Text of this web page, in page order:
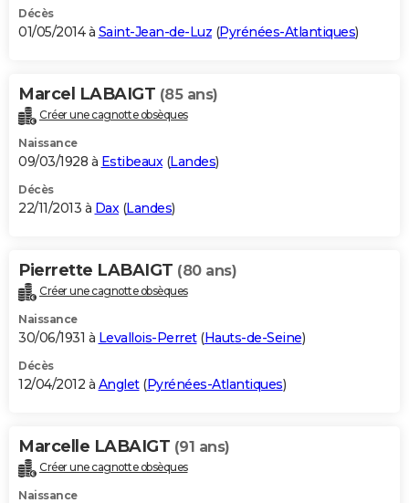
Décès
01/05/2014 à Saint-Jean-de-Luz (Pyrénées-Atlantiques)
Marcel LABAIGT (85 ans)
Créer une cagnotte obsèques
Naissance
09/03/1928 à Estibeaux(Landes)
Décès
22/11/2013 à Dax(Landes)
Pierrette LABAIGT (80 ans)
Créer une cagnotte obsèques
Naissance
30/06/1931 à Levallois-Perret(Hauts-de-Seine)
Décès
12/04/2012 à Anglet(Pyrénées-Atlantiques)
Marcelle LABAIGT (91 ans)
Créer une cagnotte obsèques
Naissance